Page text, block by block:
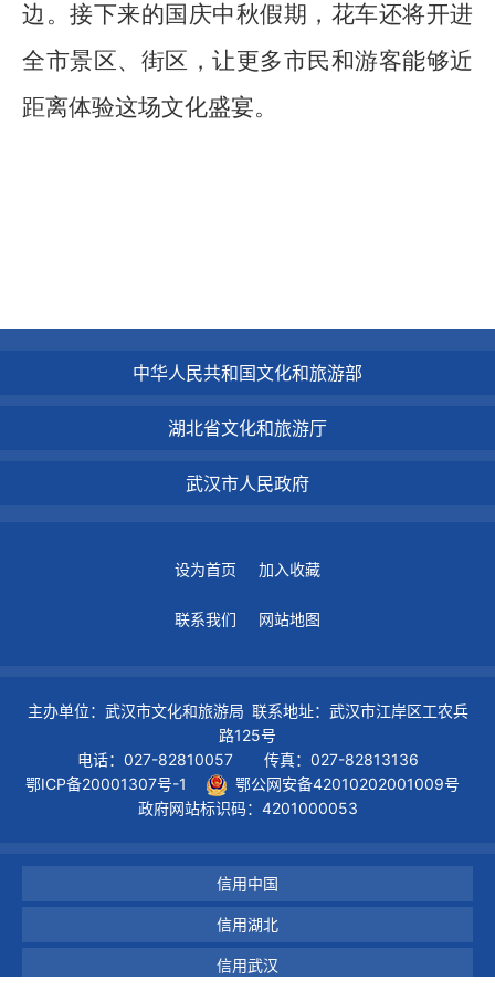
边。接下来的国庆中秋假期，花车还将开进
全市景区、街区，让更多市民和游客能够近
距离体验这场文化盛宴。
中华人民共和国文化和旅游部
湖北省文化和旅游厅
武汉市人民政府
设为首页 加入收藏
联系我们 网站地图
主办单位：武汉市文化和旅游局 联系地址：武汉市江岸区工农兵
路125号
电话：027-82810057 传真：027-82813136
鄂ICP备20001307号-1
鄂公网安备42010202001009号
政府网站标识码：4201000053
信用中国
信用湖北
信用武汉